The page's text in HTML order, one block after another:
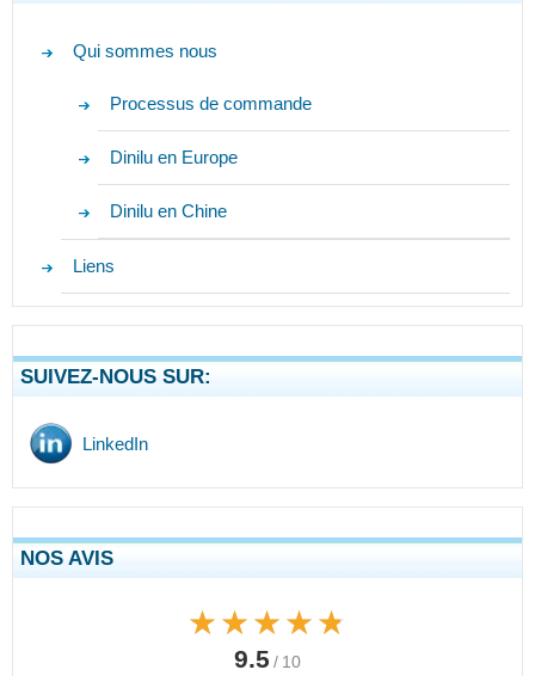
Qui sommes nous
Processus de commande
Dinilu en Europe
Dinilu en Chine
Liens
SUIVEZ-NOUS SUR:
LinkedIn
NOS AVIS
★★★★★
★★★★★
9.5 / 10